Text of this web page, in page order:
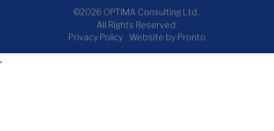
©2026 OPTIMA Consulting Ltd..
All Rights Reserved.
Privacy Policy
Website by Pronto